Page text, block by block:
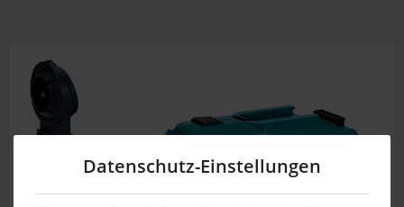
Datenschutz-Einstellungen